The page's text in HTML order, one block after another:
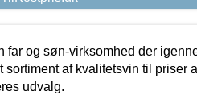
far og søn-virksomhed der
sortiment af kvalitetsvin til priser
udvalg.